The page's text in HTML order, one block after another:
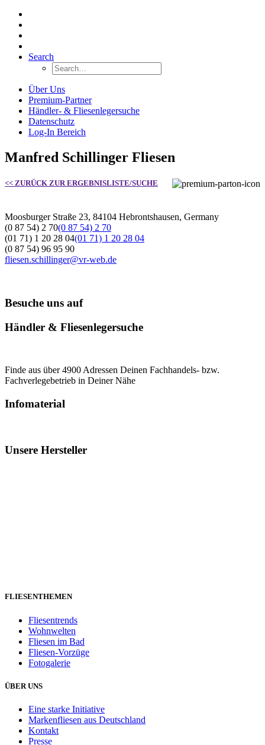
Search
Über Uns
Premium-Partner
Händler- & Fliesenlegersuche
Datenschutz
Log-In Bereich
Manfred Schillinger Fliesen
<< ZURÜCK ZUR ERGEBNISLISTE/SUCHE
Moosburger Straße 23, 84104 Hebrontshausen, Germany
(0 87 54) 2 70(0 87 54) 2 70
(01 71) 1 20 28 04(01 71) 1 20 28 04
(0 87 54) 96 95 90
fliesen.schillinger@vr-web.de
Besuche uns auf
Händler & Fliesenlegersuche
Finde aus über 4900 Adressen Deinen Fachhandels- bzw.
Fachverlegebetrieb in Deiner Nähe
Infomaterial
Unsere Hersteller
FLIESENTHEMEN
Fliesentrends
Wohnwelten
Fliesen im Bad
Fliesen-Vorzüge
Fotogalerie
ÜBER UNS
Eine starke Initiative
Markenfliesen aus Deutschland
Kontakt
Presse